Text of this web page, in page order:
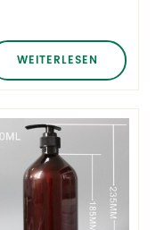
Pumpe
WEITERLESEN